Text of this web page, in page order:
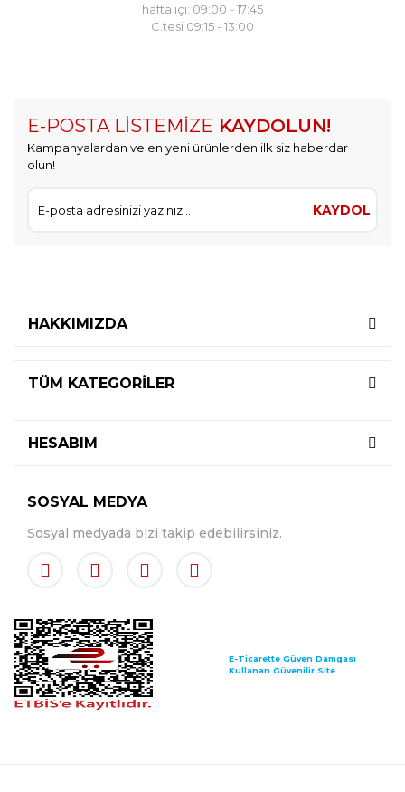
hafta içi: 09:00 - 17:45
C.tesi 09:15 - 13:00
E-POSTA LİSTEMİZE KAYDOLUN!
Kampanyalardan ve en yeni ürünlerden ilk siz haberdar
olun!
KAYDOL
HAKKIMIZDA
TÜM KATEGORİLER
HESABIM
SOSYAL MEDYA
Sosyal medyada bizi takip edebilirsiniz.
E-Ticarette Güven Damgası
Kullanan Güvenilir Site